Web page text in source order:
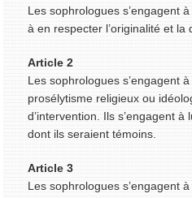
Les sophrologues s’engagent
à en respecter l’originalité et la
Article 2
Les sophrologues s’engagent
prosélytisme religieux ou
d’intervention. Ils s’engagent
dont ils seraient témoins.
Article 3
Les sophrologues s’engagent